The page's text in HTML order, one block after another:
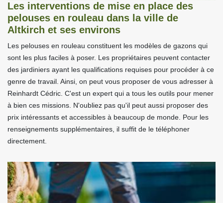
Les interventions de mise en place des
pelouses en rouleau dans la ville de
Altkirch et ses environs
Les pelouses en rouleau constituent les modèles de gazons qui
sont les plus faciles à poser. Les propriétaires peuvent contacter
des jardiniers ayant les qualifications requises pour procéder à ce
genre de travail. Ainsi, on peut vous proposer de vous adresser à
Reinhardt Cédric. C'est un expert qui a tous les outils pour mener
à bien ces missions. N'oubliez pas qu'il peut aussi proposer des
prix intéressants et accessibles à beaucoup de monde. Pour les
renseignements supplémentaires, il suffit de le téléphoner
directement.